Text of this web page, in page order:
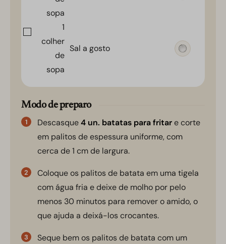
sopa
1
colher
de
sopa
Sal a gosto
Modo de preparo
Descasque4 un. batatas para fritare corte
em palitos de espessura uniforme, com
cerca de 1 cm de largura.
Coloque os palitos de batata em uma tigela
com água fria e deixe de molho por pelo
menos 30 minutos para remover o amido, o
que ajuda a deixá-los crocantes.
Seque bem os palitos de batata com um